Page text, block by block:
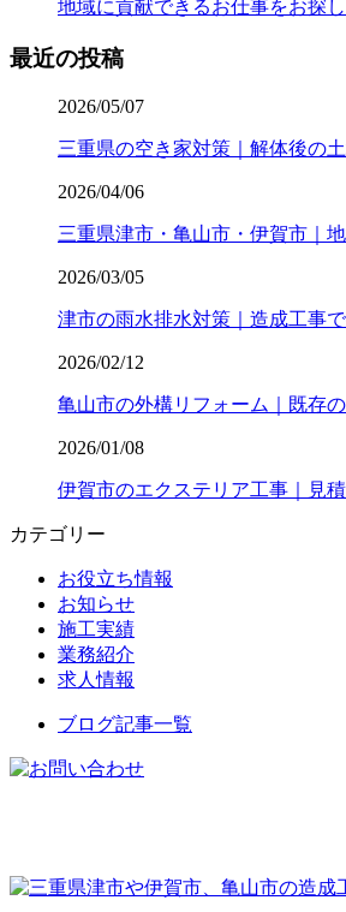
地域に貢献できるお仕事をお探
最近の投稿
2026/05/07
三重県の空き家対策｜解体後の
2026/04/06
三重県津市・亀山市・伊賀市｜
2026/03/05
津市の雨水排水対策｜造成工事
2026/02/12
亀山市の外構リフォーム｜既存
2026/01/08
伊賀市のエクステリア工事｜見
カテゴリー
お役立ち情報
お知らせ
施工実績
業務紹介
求人情報
ブログ記事一覧